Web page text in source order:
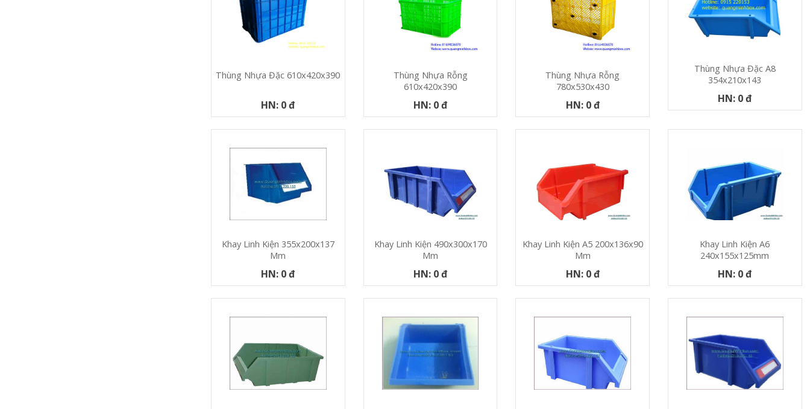
Thùng Nhựa Đặc 610x420x390
HN: 0 đ
Thùng Nhựa Rỗng
610x420x390
HN: 0 đ
Thùng Nhựa Rỗng
780x530x430
HN: 0 đ
Thùng Nhựa Đặc A8
354x210x143
HN: 0 đ
Khay Linh Kiện 355x200x137
Mm
HN: 0 đ
Khay Linh Kiện 490x300x170
Mm
HN: 0 đ
Khay Linh Kiện A5 200x136x90
Mm
HN: 0 đ
Khay Linh Kiện A6
240x155x125mm
HN: 0 đ